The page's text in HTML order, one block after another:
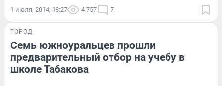
1 июля, 2014, 18:27 4 757 7
ГОРОД
Семь южноуральцев прошли
предварительный отбор на учебу в
школе Табакова